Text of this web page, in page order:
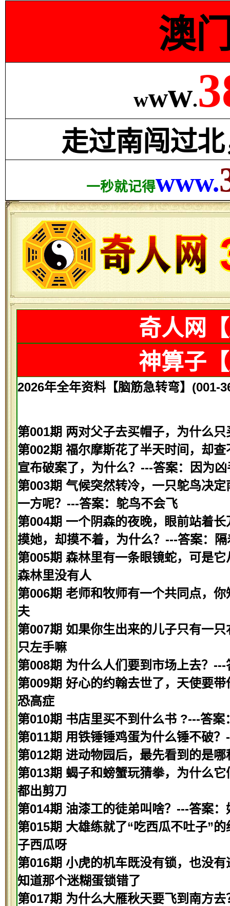
澳
www.
走过南闯过
一秒就记得www.
奇人网
神算子
2026年全年资料【脑筋急转弯】(001-
第001期 两对父子去买帽子，为什么
第002期 福尔摩斯花了半天时间，却
宣布破案了，为什么？---答案：因为
第003期 气候突然转冷，一只鸵鸟决
一方呢？---答案：鸵鸟不会飞
第004期 一个阴森的夜晚，眼前站着
摸她，却摸不着，为什么？---答案：隔
第005期 森林里有一条眼镜蛇，可是
森林里没有人
第006期 老师和牧师有一个共同点，
夫
第007期 如果你生出来的儿子只有一
只左手嘛
第008期 为什么人们要到市场上去？
第009期 好心的约翰去世了，天使要
恐高症
第010期 书店里买不到什么书 ?---答案
第011期 用铁锤锤鸡蛋为什么锤不破
第012期 进动物园后，最先看到的是
第013期 蝎子和螃蟹玩猜拳，为什么
都出剪刀
第014期 油漆工的徒弟叫啥？---答案：
第015期 大雄练就了“吃西瓜不吐子”
子西瓜呀
第016期 小虎的机车既没有锁，也没
知道那个迷糊蛋锁错了
第017期 为什么大雁秋天要飞到南方